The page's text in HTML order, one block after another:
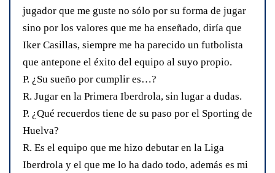
jugador que me guste no sólo por su forma de jugar
sino por los valores que me ha enseñado, diría que
Iker Casillas, siempre me ha parecido un futbolista
que antepone el éxito del equipo al suyo propio.
P. ¿Su sueño por cumplir es…?
R. Jugar en la Primera Iberdrola, sin lugar a dudas.
P. ¿Qué recuerdos tiene de su paso por el Sporting de
Huelva?
R. Es el equipo que me hizo debutar en la Liga
Iberdrola y el que me lo ha dado todo, además es mi